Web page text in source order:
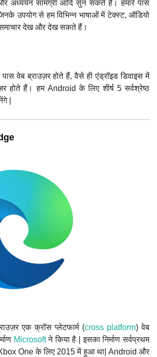
और अध्ययन सामग्री आदि सुन सकते हैं। हमारे पास
उपयोग से हम विभिन्न भाषाओं में टेक्स्ट, ऑडियो
देख और देख सकते हैं।
वेब ब्राउज़र होते हैं, वैसे ही एंड्रॉइड डिवाइस में
होते हैं। हम Android के लिए शीर्ष 5 सर्वश्रेष्ठ
|
एक क्रॉस प्लेटफार्म (cross platform) वेब
Microsoftने किया है | इसका निर्माण सर्वप्रथम
One के लिए 2015 में हुआ था| Android और